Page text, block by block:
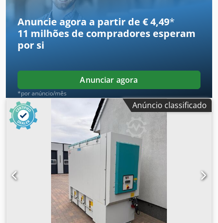
Anuncie agora a partir de € 4,49*
11 milhões de compradores esperam
por si
Anunciar agora
*por anúncio/mês
Anúncio classificado